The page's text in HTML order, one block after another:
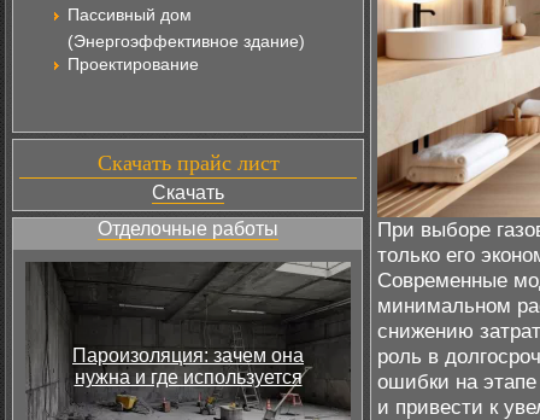
Пассивный дом
(Энергоэффективное здание)
Проектирование
Скачать прайс лист
Скачать
Отделочные работы
Пароизоляция: зачем она
нужна и где используется
При выборе
только его
Современные
минимальном
снижению
роль в
ошибки на
и привести к